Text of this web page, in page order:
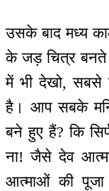
उसके बाद मध्य
के जड़ चित्र बनते
में भी देखो, सबसे
है। आप सबके
बने हुए हैं? कि
ना! जैसे देव
आत्माओं की पूजा